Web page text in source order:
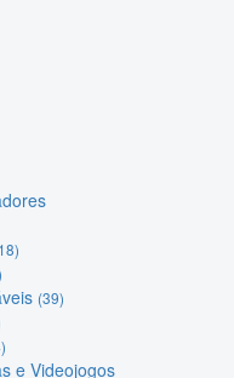
(39)
e Videojogos